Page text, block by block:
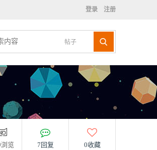
登录 注册
帖子
览 7回复 0收藏